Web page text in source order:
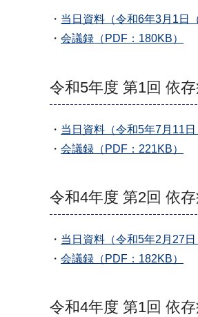
・ 当日資料（令和6年3月1日
・ 会議録（PDF：180KB）
令和5年度 第1回 依
・ 当日資料（令和5年7月11
・ 会議録（PDF：221KB）
令和4年度 第2回 依
・ 当日資料（令和5年2月27
・ 会議録（PDF：182KB）
令和4年度 第1回 依